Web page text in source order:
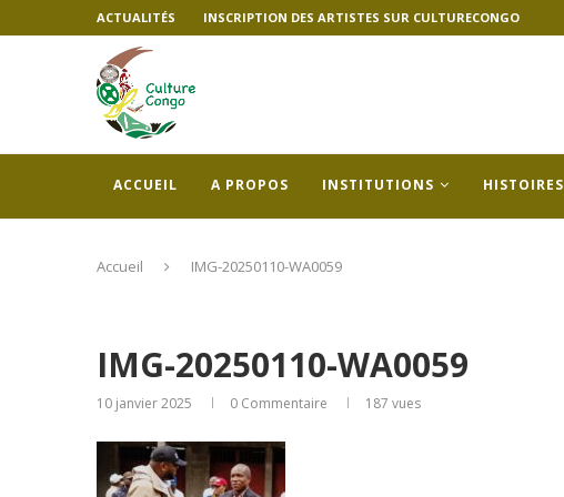
ACTUALITÉS INSCRIPTION DES ARTISTES SUR CULTURECONGO
ACCUEIL A PROPOS INSTITUTIONS HISTOIRES
Accueil IMG-20250110-WA0059
IMG-20250110-WA0059
10 janvier 2025 0 Commentaire 187 vues